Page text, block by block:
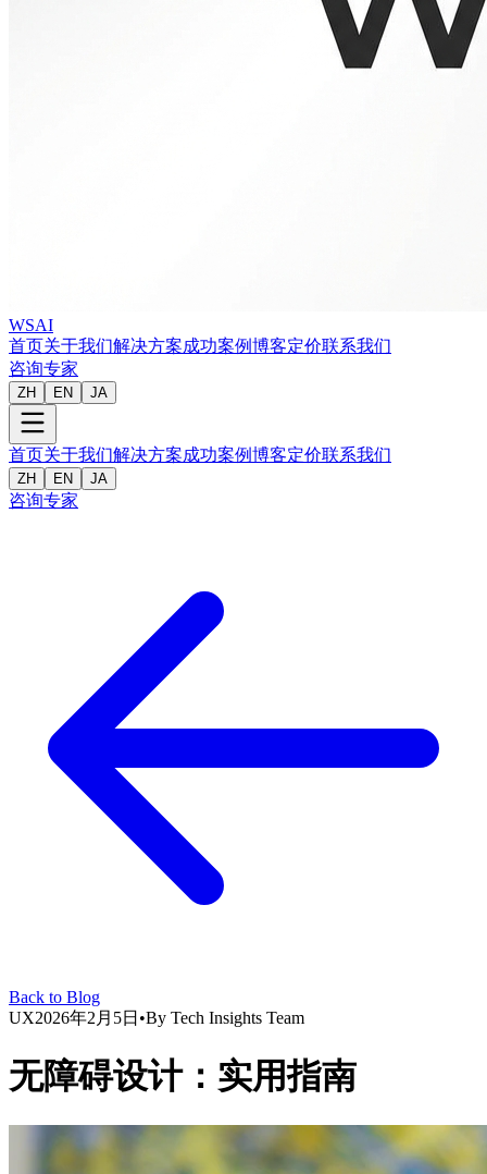
WSAI
首页关于我们解决方案成功案例博客定价联系我们
咨询专家
ZH EN JA
首页关于我们解决方案成功案例博客定价联系我们
ZH EN JA
咨询专家
Back to Blog
UX2026年2月5日 •By Tech Insights Team
无障碍设计：实用指南